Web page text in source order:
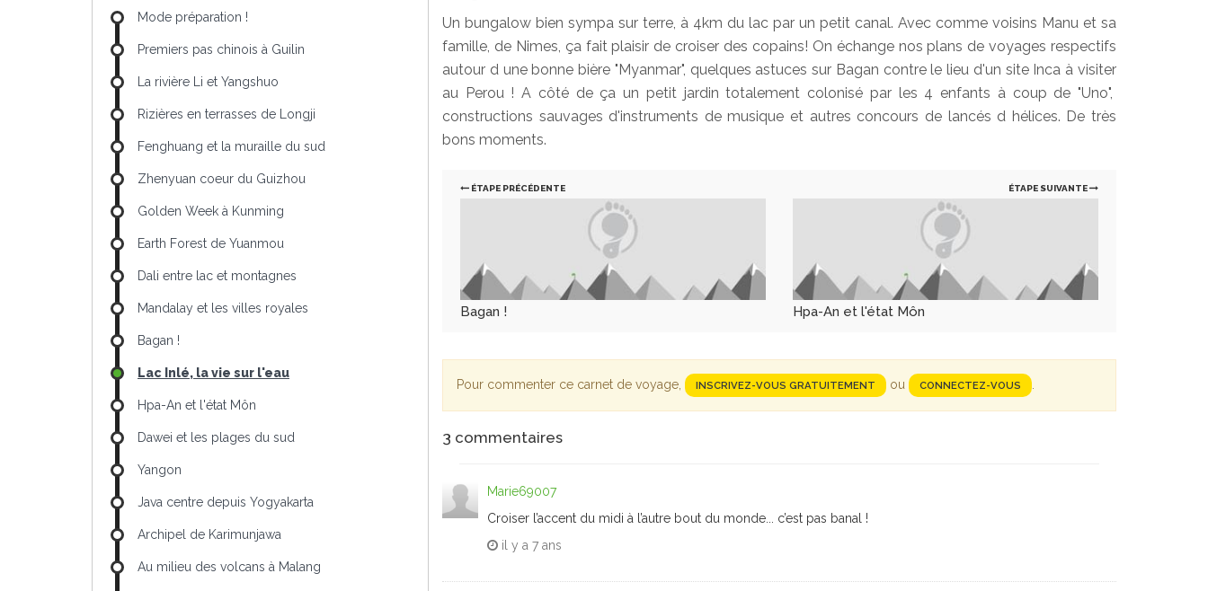
Un bungalow bien sympa sur terre, à 4km du lac par un petit canal. Avec comme voisins Manu et sa
famille, de Nimes, ça fait plaisir de croiser des copains! On échange nos plans de voyages respectifs
autour d une bonne bière "Myanmar", quelques astuces sur Bagan contre le lieu d'un site Inca à visiter
au Perou ! A côté de ça un petit jardin totalement colonisé par les 4 enfants à coup de "Uno",
constructions sauvages d'instruments de musique et autres concours de lancés d hélices. De très
bons moments.
ÉTAPE PRÉCÉDENTE
Bagan !
ÉTAPE SUIVANTE
Hpa-An et l'état Môn
Pour commenter ce carnet de voyage, INSCRIVEZ-VOUS GRATUITEMENT ou CONNECTEZ-VOUS .
3 commentaires
Marie69007
Croiser l’accent du midi à l’autre bout du monde... c’est pas banal !
il y a 7 ans
Mode préparation !
Premiers pas chinois à Guilin
La rivière Li et Yangshuo
Rizières en terrasses de Longji
Fenghuang et la muraille du sud
Zhenyuan coeur du Guizhou
Golden Week à Kunming
Earth Forest de Yuanmou
Dali entre lac et montagnes
Mandalay et les villes royales
Bagan !
Lac Inlé, la vie sur l'eau
Hpa-An et l'état Môn
Dawei et les plages du sud
Yangon
Java centre depuis Yogyakarta
Archipel de Karimunjawa
Au milieu des volcans à Malang